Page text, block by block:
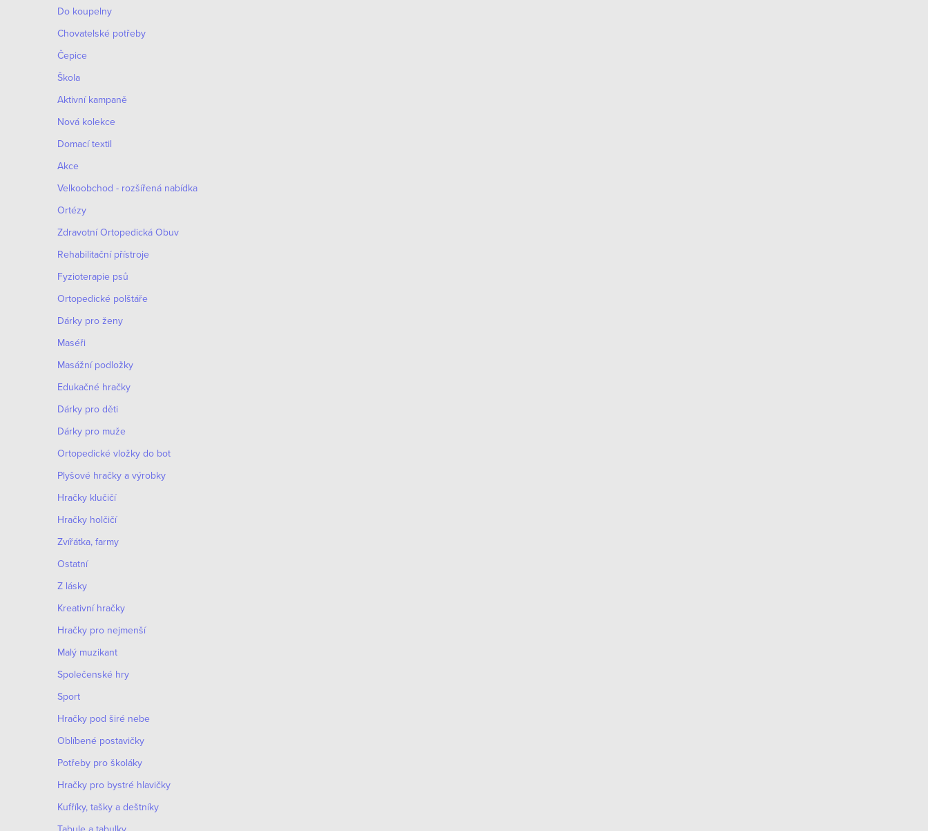
Do koupelny
Chovatelské potřeby
Čepice
Škola
Aktivní kampaně
Nová kolekce
Domací textil
Akce
Velkoobchod - rozšířená nabídka
Ortézy
Zdravotní Ortopedická Obuv
Rehabilitační přístroje
Fyzioterapie psů
Ortopedické polštáře
Dárky pro ženy
Maséři
Masážní podložky
Edukačné hračky
Dárky pro děti
Dárky pro muže
Оrtopedické vložky do bot
Plyšové hračky a výrobky
Hračky klučičí
Hračky holčičí
Zvířátka, farmy
Ostatní
Z lásky
Kreativní hračky
Hračky pro nejmenší
Malý muzikant
Společenské hry
Sport
Hračky pod širé nebe
Oblíbené postavičky
Potřeby pro školáky
Hračky pro bystré hlavičky
Kufříky, tašky a deštníky